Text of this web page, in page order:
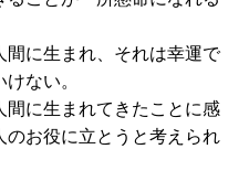
間に生まれ、それは幸運で
ない。
間に生まれてきたことに感
お役に立とうと考えられ